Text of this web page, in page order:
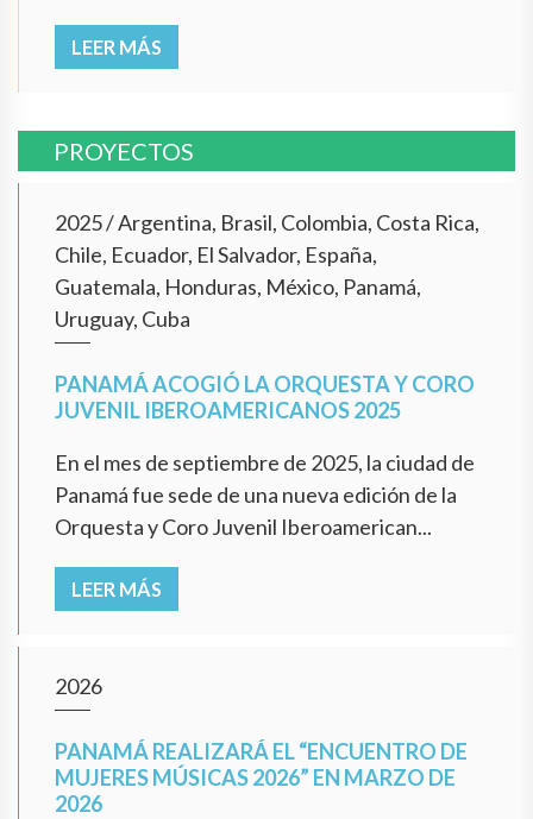
LEER MÁS
PROYECTOS
2025/Argentina, Brasil, Colombia, Costa Rica,
Chile, Ecuador, El Salvador, España,
Guatemala, Honduras, México, Panamá,
Uruguay, Cuba
PANAMÁ ACOGIÓ LA ORQUESTA Y CORO
JUVENIL IBEROAMERICANOS 2025
En el mes de septiembre de 2025, la ciudad de
Panamá fue sede de una nueva edición de la
Orquesta y Coro Juvenil Iberoamerican...
LEER MÁS
2026
PANAMÁ REALIZARÁ EL “ENCUENTRO DE
MUJERES MÚSICAS 2026” EN MARZO DE
2026